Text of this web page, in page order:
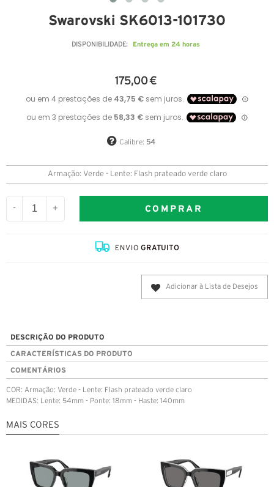
Swarovski SK6013-101730
DISPONIBILIDADE: Entrega em 24 horas
175,00 €
Calibre: 54
Armação: Verde - Lente: Flash prateado verde claro
- + COMPRAR
ENVIOGRATUITO
Adicionar à Lista de Desejos
DESCRIÇÃO DO PRODUTO
CARACTERÍSTICAS DO PRODUTO
COMENTÁRIOS
COR: Armação: Verde - Lente: Flash prateado verde claro
MEDIDAS: Lente: 54mm - Ponte: 18mm - Haste: 140mm
MAIS CORES